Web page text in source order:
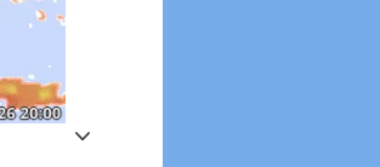
Windgeschwindigkeiten in 3h